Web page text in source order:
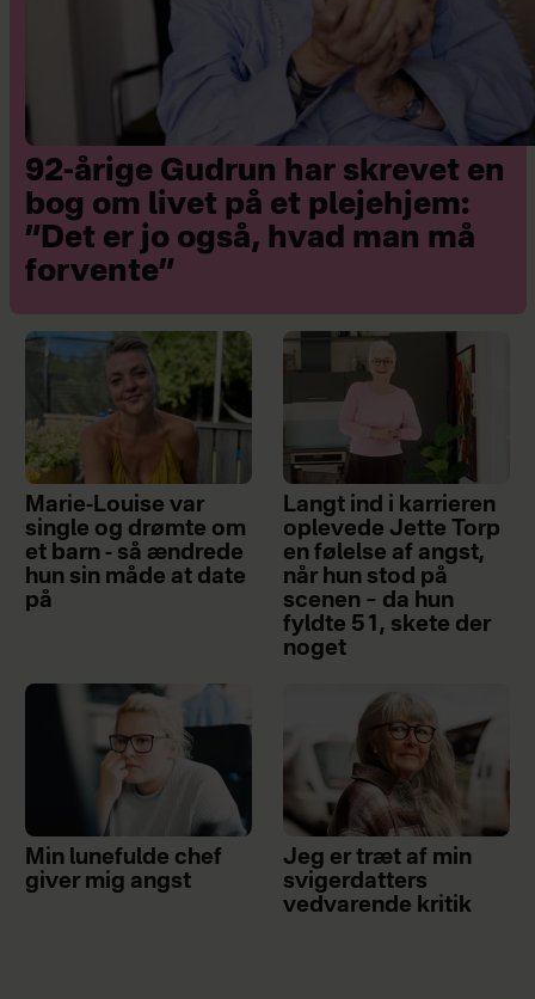
92-årige Gudrun har skrevet en
bog om livet på et plejehjem:
”Det er jo også, hvad man må
forvente”
Marie-Louise var
single og drømte om
et barn - så ændrede
hun sin måde at date
på
Langt ind i karrieren
oplevede Jette Torp
en følelse af angst,
når hun stod på
scenen – da hun
fyldte 51, skete der
noget
Min lunefulde chef
giver mig angst
Jeg er træt af min
svigerdatters
vedvarende kritik